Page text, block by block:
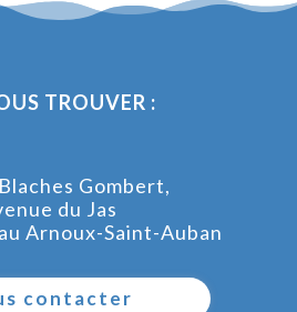
TROUVER :
Gombert,
du Jas
Arnoux-Saint-Auban
contacter